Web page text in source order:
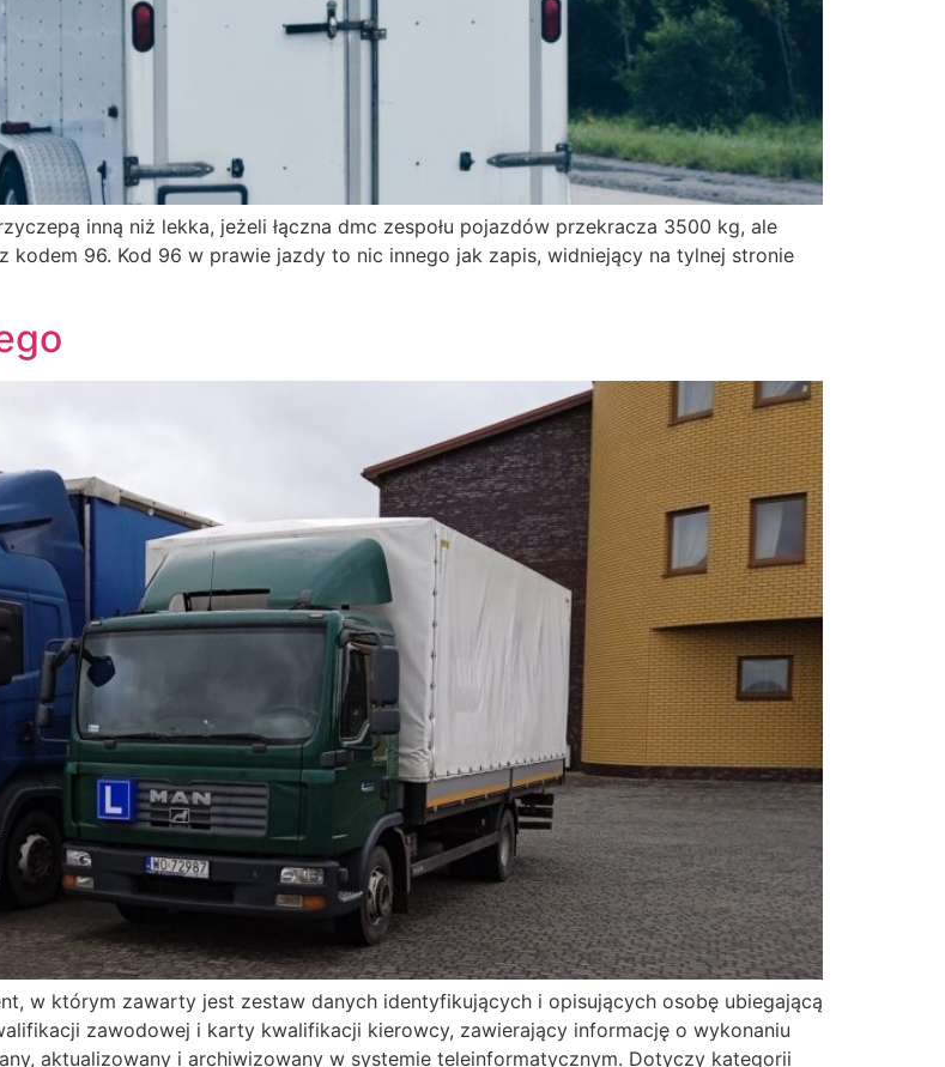
inną niż lekka, jeżeli łączna dmc zespołu pojazdów przekracza 3500 kg, ale
96. Kod 96 w prawie jazdy to nic innego jak zapis, widniejący na tylnej stronie
w którym zawarty jest zestaw danych identyfikujących i opisujących osobę ubiegającą
zawodowej i karty kwalifikacji kierowcy, zawierający informację o wykonaniu
aktualizowany i archiwizowany w systemie teleinformatycznym. Dotyczy kategorii